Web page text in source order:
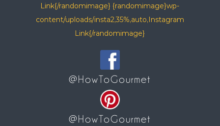
Link{/randomimage} {randomimage}wp-
content/uploads/insta2,35%,auto,Instagram
Link{/randomimage}
@HowToGourmet
@HowToGourmet